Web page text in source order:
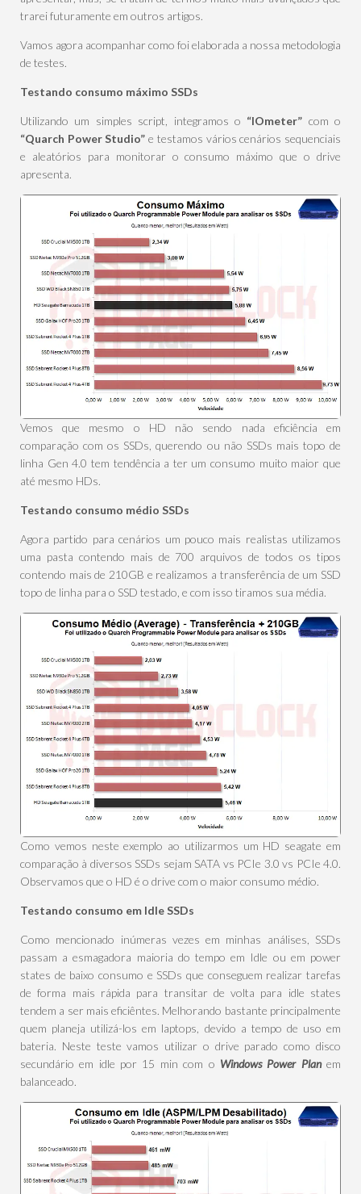
trarei futuramente em outros artigos.
Vamos agora acompanhar como foi elaborada a nossa metodologia
de testes.
Testando consumo máximo SSDs
Utilizando um simples script, integramos o “IOmeter” com o
“Quarch Power Studio” e testamos vários cenários sequenciais
e aleatórios para monitorar o consumo máximo que o drive
apresenta.
Vemos que mesmo o HD não sendo nada eficiência em
comparação com os SSDs, querendo ou não SSDs mais topo de
linha Gen 4.0 tem tendência a ter um consumo muito maior que
até mesmo HDs.
Testando consumo médio SSDs
Agora partido para cenários um pouco mais realistas utilizamos
uma pasta contendo mais de 700 arquivos de todos os tipos
contendo mais de 210GB e realizamos a transferência de um SSD
topo de linha para o SSD testado, e com isso tiramos sua média.
Como vemos neste exemplo ao utilizarmos um HD seagate em
comparação à diversos SSDs sejam SATA vs PCIe 3.0 vs PCIe 4.0.
Observamos que o HD é o drive com o maior consumo médio.
Testando consumo em Idle SSDs
Como mencionado inúmeras vezes em minhas análises, SSDs
passam a esmagadora maioria do tempo em Idle ou em power
states de baixo consumo e SSDs que conseguem realizar tarefas
de forma mais rápida para transitar de volta para idle states
tendem a ser mais eficiêntes. Melhorando bastante principalmente
quem planeja utilizá-los em laptops, devido a tempo de uso em
bateria. Neste teste vamos utilizar o drive parado como disco
secundário em idle por 15 min com o Windows Power Planem
balanceado.